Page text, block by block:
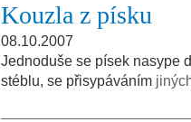
Kouzla z písku
08.10.2007
Jednoduše se písek nasype
stéblu, se přisypáváním